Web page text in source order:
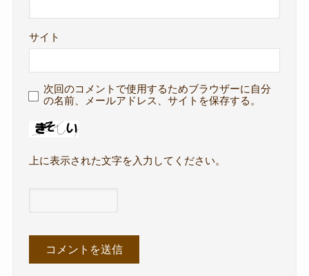
サイト
次回のコメントで使用するためブラウザーに自分
の名前、メールアドレス、サイトを保存する。
上に表示された文字を入力してください。